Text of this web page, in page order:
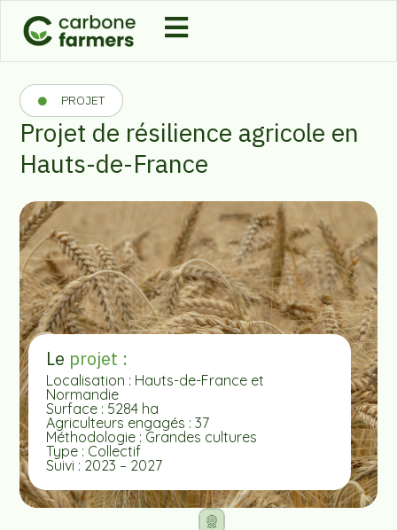
PROJET
Projet de résilience agricole en
Hauts-de-France
Le projet :
Localisation : Hauts-de-France et
Normandie
Surface : 5284 ha
Agriculteurs engagés : 37
Méthodologie : Grandes cultures
Type : Collectif
Suivi : 2023 – 2027